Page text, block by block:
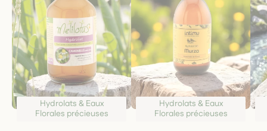
Hydrolats & Eaux
Florales précieuses
Hydrolats & Eaux
Florales précieuses